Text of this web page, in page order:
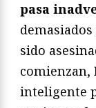
pasa
sido
comienzan,
inteligente